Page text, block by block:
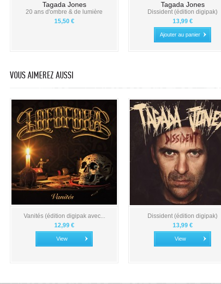
Tagada Jones
20 ans d'ombre & de lumière
15,50 €
Tagada Jones
Dissident (édition digipak)
13,99 €
Ajouter au panier
VOUS AIMEREZ AUSSI
Vanités (édition digipak avec...
12,99 €
View
Dissident (édition digipak)
13,99 €
View